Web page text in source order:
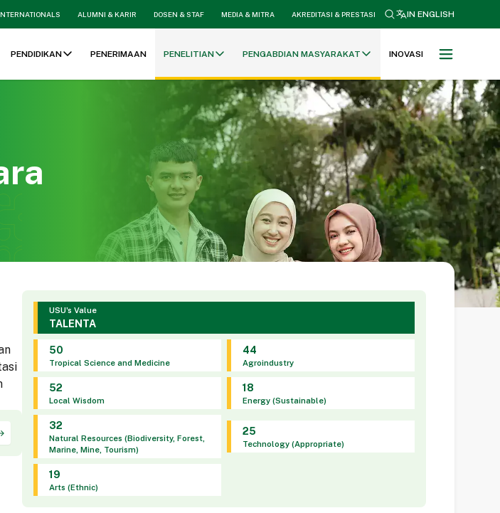
ALUMNI & KARIR DOSEN & STAF MEDIA & MITRA AKREDITASI & PRESTASI IN ENGLISH
PENDIDIKAN PENERIMAAN PENELITIAN PENGABDIAN MASYARAKAT INOVASI
USU's Value
TALENTA
50
Tropical Science and Medicine
44
Agroindustry
52
Local Wisdom
18
Energy (Sustainable)
32
Natural Resources (Biodiversity, Forest,
Marine, Mine, Tourism)
25
Technology (Appropriate)
19
Arts (Ethnic)